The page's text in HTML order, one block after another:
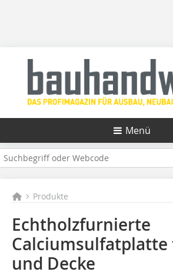
Menü
Produkte
Echtholzfurnierte
Calciumsulfatplatte
und Decke